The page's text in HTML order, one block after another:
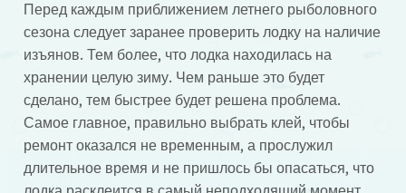
Перед каждым приближением летнего рыболовного
сезона следует заранее проверить лодку на наличие
изъянов. Тем более, что лодка находилась на
хранении целую зиму. Чем раньше это будет
сделано, тем быстрее будет решена проблема.
Самое главное, правильно выбрать клей, чтобы
ремонт оказался не временным, а прослужил
длительное время и не пришлось бы опасаться, что